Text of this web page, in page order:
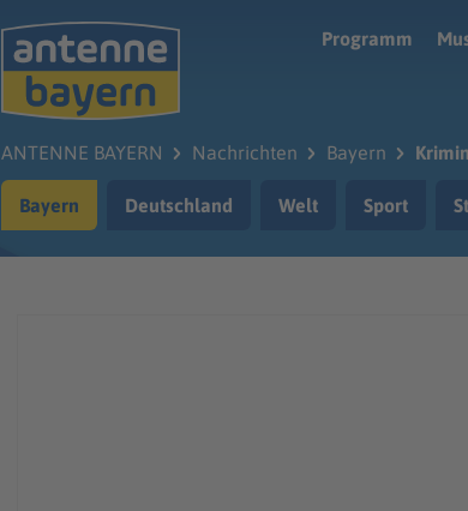
Programm
ANTENNE BAYERN Nachrichten Bayern
Bayern Deutschland Welt Sport